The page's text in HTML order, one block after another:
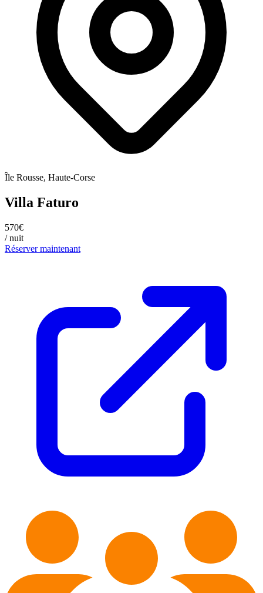
Île Rousse, Haute-Corse
Villa Faturo
570€
/ nuit
Réserver maintenant